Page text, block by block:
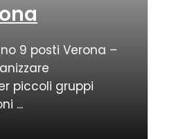
9 posti Verona –
piccoli gruppi
...